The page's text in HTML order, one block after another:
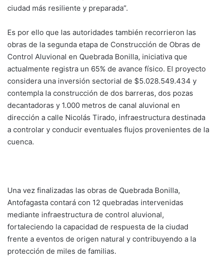
ciudad más resiliente y preparada”.
Es por ello que las autoridades también recorrieron las
obras de la segunda etapa de Construcción de Obras de
Control Aluvional en Quebrada Bonilla, iniciativa que
actualmente registra un 65% de avance físico. El proyecto
considera una inversión sectorial de $5.028.549.434 y
contempla la construcción de dos barreras, dos pozas
decantadoras y 1.000 metros de canal aluvional en
dirección a calle Nicolás Tirado, infraestructura destinada
a controlar y conducir eventuales flujos provenientes de la
cuenca.
Una vez finalizadas las obras de Quebrada Bonilla,
Antofagasta contará con 12 quebradas intervenidas
mediante infraestructura de control aluvional,
fortaleciendo la capacidad de respuesta de la ciudad
frente a eventos de origen natural y contribuyendo a la
protección de miles de familias.